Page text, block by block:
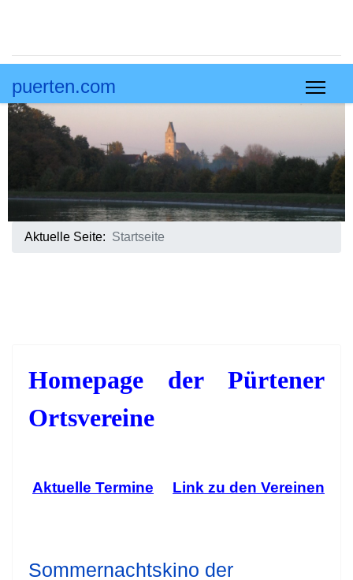
puerten.com
Aktuelle Seite: Startseite
Homepage der Pürtener
Ortsvereine
Aktuelle Termine Link zu den Vereinen
Sommernachtskino der